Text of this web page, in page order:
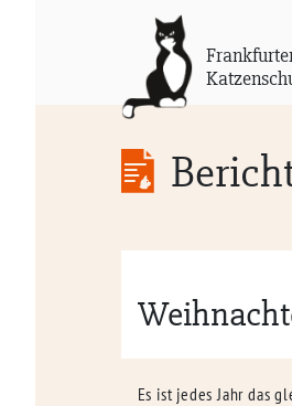
Es ist jedes Jahr das